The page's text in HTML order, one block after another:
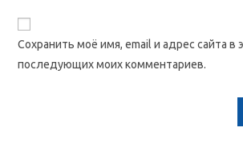
Сохранить моё имя, email и адрес сайта в
последующих моих комментариев.